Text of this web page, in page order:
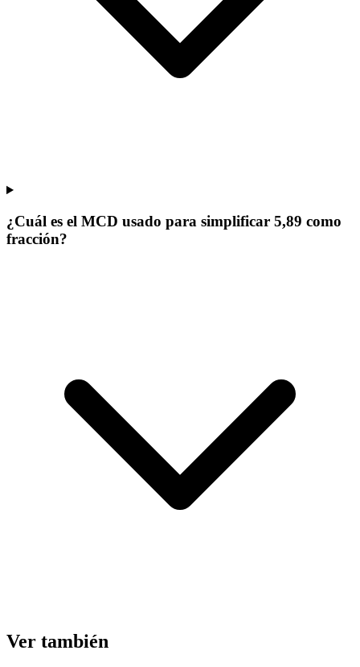
¿Cuál es el MCD usado para simplificar 5,89 como
fracción?
Ver también